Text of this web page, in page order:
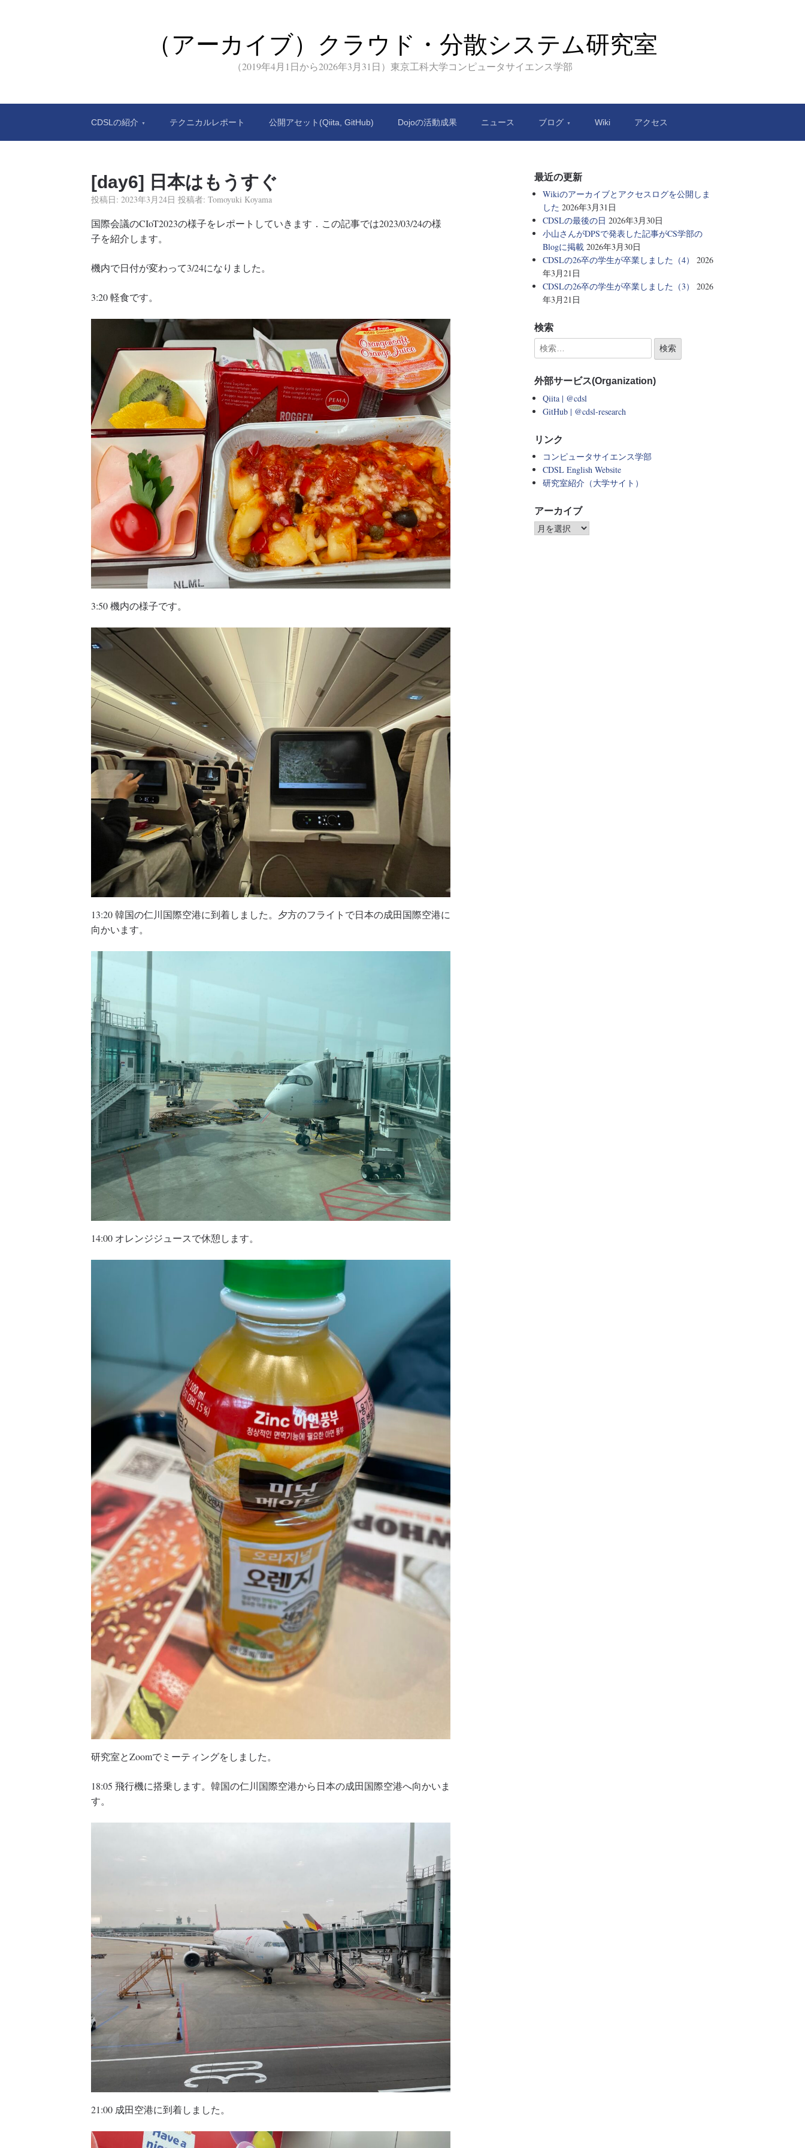
（アーカイブ）クラウド・分散システム研究室
（2019年4月1日から2026年3月31日）東京工科大学コンピュータサイエンス学部
CDSLの紹介 テクニカルレポート 公開アセット(Qiita, GitHub) Dojoの活動成果 ニュース ブログ Wiki アクセス
[day6] 日本はもうすぐ
投稿日: 2023年3月24日 投稿者: Tomoyuki Koyama
国際会議のCIoT2023の様子をレポートしていきます．この記事では2023/03/24の様
子を紹介します。
機内で日付が変わって3/24になりました。
3:20 軽食です。
3:50 機内の様子です。
13:20 韓国の仁川国際空港に到着しました。夕方のフライトで日本の成田国際空港に
向かいます。
14:00 オレンジジュースで休憩します。
研究室とZoomでミーティングをしました。
18:05 飛行機に搭乗します。韓国の仁川国際空港から日本の成田国際空港へ向かいま
す。
21:00 成田空港に到着しました。
最近の更新
Wikiのアーカイブとアクセスログを公開しま
した 2026年3月31日
CDSLの最後の日 2026年3月30日
小山さんがDPSで発表した記事がCS学部の
Blogに掲載 2026年3月30日
CDSLの26卒の学生が卒業しました（4）
2026
年3月21日
CDSLの26卒の学生が卒業しました（3）
2026
年3月21日
検索
外部サービス(Organization)
Qiita | @cdsl
GitHub | @cdsl-research
リンク
コンピュータサイエンス学部
CDSL English Website
研究室紹介（大学サイト）
アーカイブ